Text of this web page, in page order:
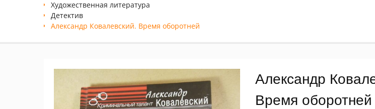
Xудожественная литература
Детектив
Александр Ковалевский. Время оборотней
Александр
Время оборотней